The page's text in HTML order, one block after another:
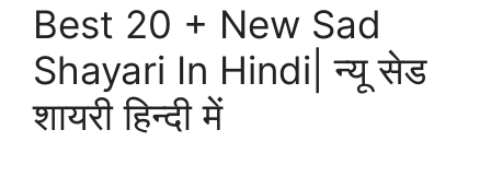
Best 20 + New Sad
Shayari In Hindi| न्यू सेड
शायरी हिन्दी में